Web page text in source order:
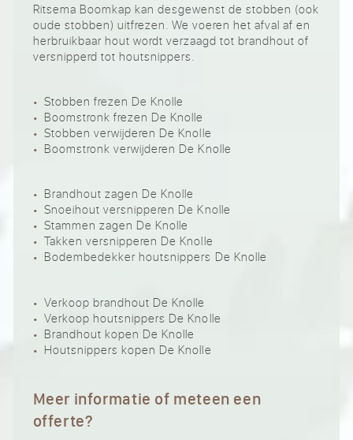
Ritsema Boomkap kan desgewenst de stobben (ook
oude stobben) uitfrezen. We voeren het afval af en
herbruikbaar hout wordt verzaagd tot brandhout of
versnipperd tot houtsnippers.
Stobben frezen De Knolle
Boomstronk frezen De Knolle
Stobben verwijderen De Knolle
Boomstronk verwijderen De Knolle
Brandhout zagen De Knolle
Snoeihout versnipperen De Knolle
Stammen zagen De Knolle
Takken versnipperen De Knolle
Bodembedekker houtsnippers De Knolle
Verkoop brandhout De Knolle
Verkoop houtsnippers De Knolle
Brandhout kopen De Knolle
Houtsnippers kopen De Knolle
Meer informatie of meteen een
offerte?